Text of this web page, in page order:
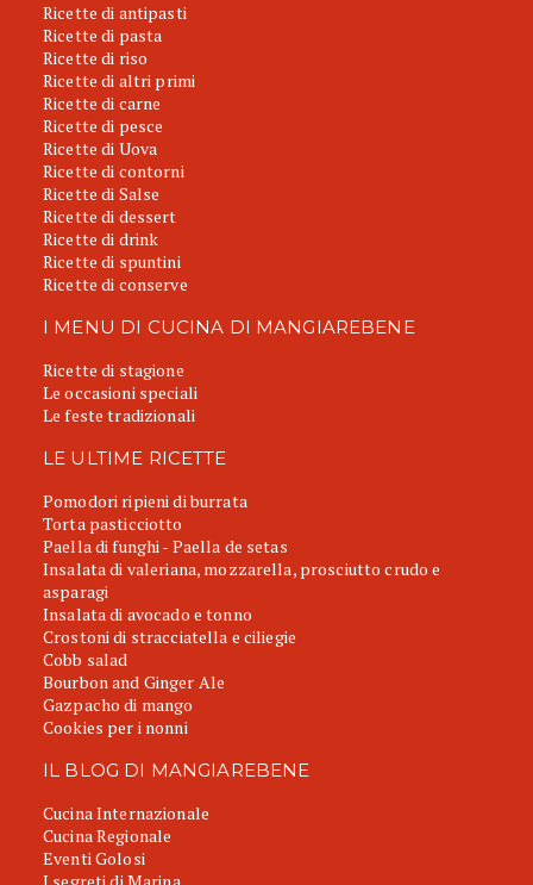
Ricette di antipasti
Ricette di pasta
Ricette di riso
Ricette di altri primi
Ricette di carne
Ricette di pesce
Ricette di Uova
Ricette di contorni
Ricette di Salse
Ricette di dessert
Ricette di drink
Ricette di spuntini
Ricette di conserve
I MENU DI CUCINA DI MANGIAREBENE
Ricette di stagione
Le occasioni speciali
Le feste tradizionali
LE ULTIME RICETTE
Pomodori ripieni di burrata
Torta pasticciotto
Paella di funghi - Paella de setas
Insalata di valeriana, mozzarella, prosciutto crudo e
asparagi
Insalata di avocado e tonno
Crostoni di stracciatella e ciliegie
Cobb salad
Bourbon and Ginger Ale
Gazpacho di mango
Cookies per i nonni
IL BLOG DI MANGIAREBENE
Cucina Internazionale
Cucina Regionale
Eventi Golosi